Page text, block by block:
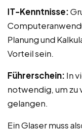
IT-Kenntnisse:
Planung und
Vorteil sein.
Führerschein: In
notwendig, um zu
gelangen.
Ein Glaser muss